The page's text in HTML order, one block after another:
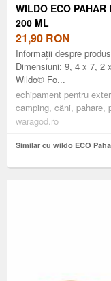
WILDO ECO
200 ML
21,90 RON
Informații despre
Dimensiuni: 9, 4 x 7, 2
Wildo® Fo...
echipament pentru
camping, căni, pahare,
waragod.ro
Similar cu wildo ECO